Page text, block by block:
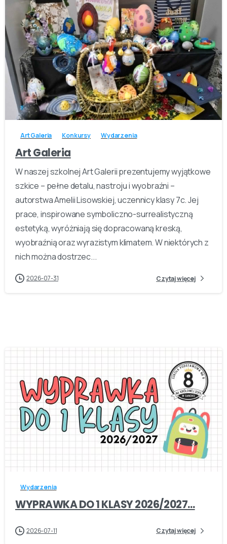
-
Art Galeria Konkursy Wydarzenia
Art Galeria
W naszej szkolnej Art Galerii prezentujemy wyjątkowe
szkice – pełne detalu, nastroju i wyobraźni –
autorstwa Amelii Lisowskiej, uczennicy klasy 7c. Jej
prace, inspirowane symboliczno-surrealistyczną
estetyką, wyróżniają się dopracowaną kreską,
wyobraźnią oraz wyrazistym klimatem. W niektórych z
nich można dostrzec...
2026-07-31 Czytaj więcej
-
Wydarzenia
WYPRAWKA DO 1 KLASY 2026/2027…
2026-07-11 Czytaj więcej